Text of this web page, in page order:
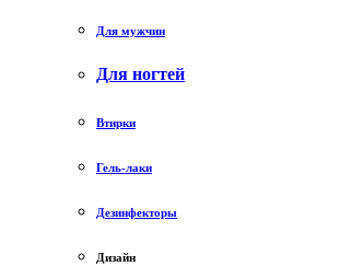
Для мужчин
Для ногтей
Втирки
Гель-лаки
Дезинфекторы
Дизайн